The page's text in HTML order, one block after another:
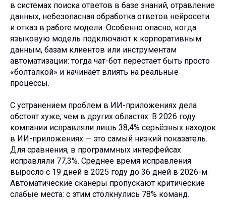
в системах поиска ответов в базе знаний, отравление
данных, небезопасная обработка ответов нейросети
и отказ в работе модели. Особенно опасно, когда
языковую модель подключают к корпоративным
данным, базам клиентов или инструментам
автоматизации: тогда чат-бот перестаёт быть просто
«болталкой» и начинает влиять на реальные
процессы.
С устранением проблем в ИИ-приложениях дела
обстоят хуже, чем в других областях. В 2026 году
компании исправляли лишь 38,4% серьёзных находок
в ИИ-приложениях — это самый низкий показатель.
Для сравнения, в программных интерфейсах
исправляли 77,3%. Среднее время исправления
выросло с 19 дней в 2025 году до 36 дней в 2026-м.
Автоматические сканеры пропускают критические
слабые места: с этим столкнулись 78% команд.